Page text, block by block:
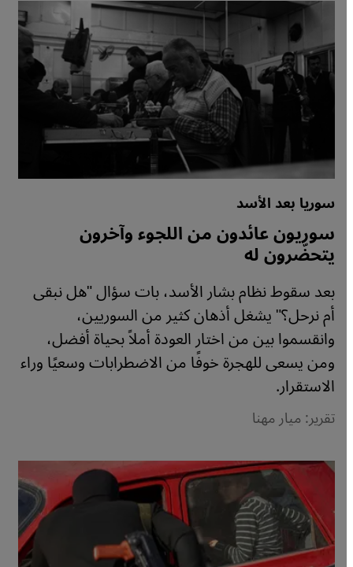
سوريا بعد الأسد
سوريون عائدون من اللجوء وآخرون
يتحضّرون له
بعد سقوط نظام بشار الأسد، بات سؤال "هل نبقى
أم نرحل؟" يشغل أذهان كثير من السوريين،
وانقسموا بين من اختار العودة أملاً بحياة أفضل،
ومن يسعى للهجرة خوفًا من الاضطرابات وسعيًا وراء
الاستقرار.
تقرير: ميار مهنا